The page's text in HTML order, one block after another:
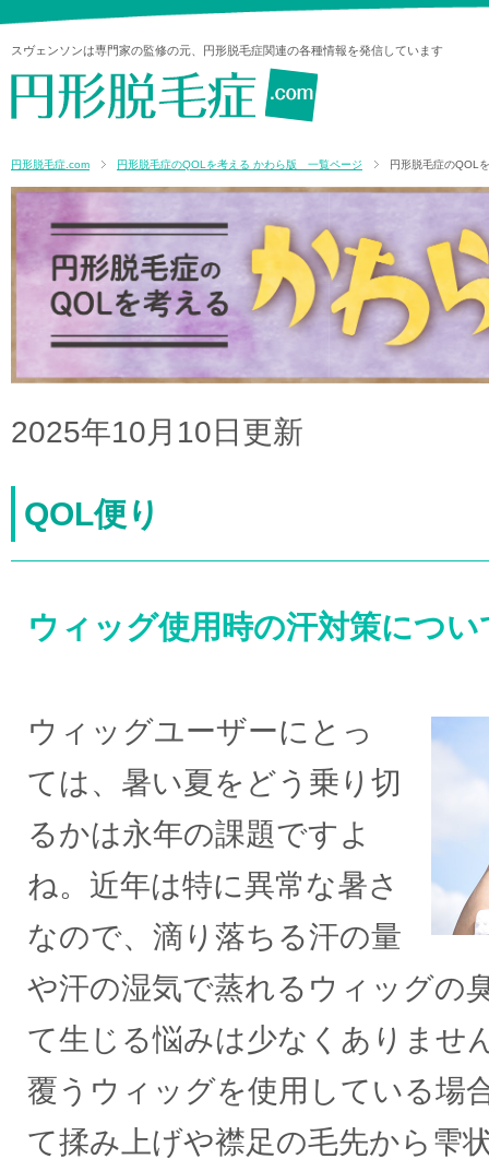
スヴェンソンは専門家の監修の元、円形脱毛症関連の各種情報を発信しています
円形脱毛症.com 円形脱毛症のQOLを考える かわら版 一覧ページ 円形脱毛症のQOL
2025年10月10日更新
QOL便り
ウィッグ使用時の汗対策につい
ウィッグユーザーにとっ
ては、暑い夏をどう乗り切
るかは永年の課題ですよ
ね。近年は特に異常な暑さ
なので、滴り落ちる汗の量
や汗の湿気で蒸れるウィッグの
て生じる悩みは少なくありませ
覆うウィッグを使用している場
て揉み上げや襟足の毛先から雫